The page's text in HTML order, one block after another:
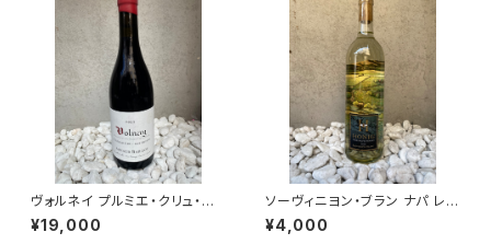
ヴォルネイ プルミエ・クリュ・ミタ
ン 2022/アルノー・バイヨ
¥19,000
ソーヴィニヨン・ブラン ナパ レイ
ク 2024/ホーニッグ・ヴィンヤー
ド＆ワイナリー
¥4,000